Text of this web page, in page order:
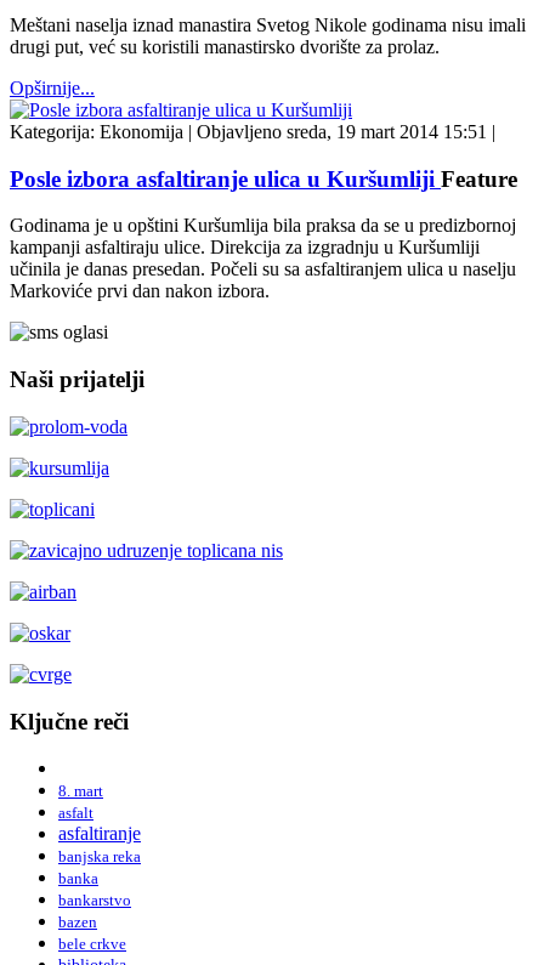
Meštani naselja iznad manastira Svetog Nikole godinama nisu imali
drugi put, već su koristili manastirsko dvorište za prolaz.
Opširnije...
Kategorija: Ekonomija | Objavljeno sreda, 19 mart 2014 15:51 |
Posle izbora asfaltiranje ulica u Kuršumliji Feature
Godinama je u opštini Kuršumlija bila praksa da se u predizbornoj
kampanji asfaltiraju ulice. Direkcija za izgradnju u Kuršumliji
učinila je danas presedan. Počeli su sa asfaltiranjem ulica u naselju
Markoviće prvi dan nakon izbora.
Naši prijatelji
Ključne reči
8. mart
asfalt
asfaltiranje
banjska reka
banka
bankarstvo
bazen
bele crkve